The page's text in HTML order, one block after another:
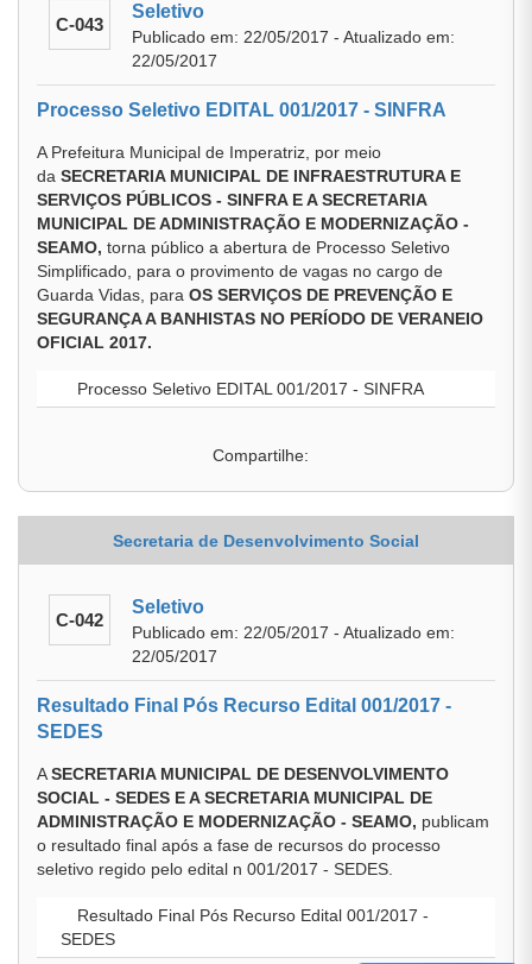
C-043
Seletivo
Publicado em: 22/05/2017 - Atualizado em:
22/05/2017
Processo Seletivo EDITAL 001/2017 - SINFRA
A Prefeitura Municipal de Imperatriz, por meio
da SECRETARIA MUNICIPAL DE INFRAESTRUTURA E
SERVIÇOS PÚBLICOS - SINFRA E A SECRETARIA
MUNICIPAL DE ADMINISTRAÇÃO E MODERNIZAÇÃO -
SEAMO, torna público a abertura de Processo Seletivo
Simplificado, para o provimento de vagas no cargo de
Guarda Vidas, para OS SERVIÇOS DE PREVENÇÃO E
SEGURANÇA A BANHISTAS NO PERÍODO DE VERANEIO
OFICIAL 2017.
Processo Seletivo EDITAL 001/2017 - SINFRA
Compartilhe:
Secretaria de Desenvolvimento Social
C-042
Seletivo
Publicado em: 22/05/2017 - Atualizado em:
22/05/2017
Resultado Final Pós Recurso Edital 001/2017 -
SEDES
ASECRETARIA MUNICIPAL DE DESENVOLVIMENTO
SOCIAL - SEDES E A SECRETARIA MUNICIPAL DE
ADMINISTRAÇÃO E MODERNIZAÇÃO - SEAMO, publicam
o resultado final após a fase de recursos do processo
seletivo regido pelo edital n 001/2017 - SEDES.
Resultado Final Pós Recurso Edital 001/2017 -
SEDES